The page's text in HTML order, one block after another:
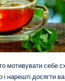
мотивувати себе
нарешті досягти